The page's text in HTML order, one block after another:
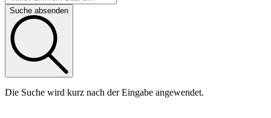
Suche absenden
Die Suche wird kurz nach der Eingabe angewendet.